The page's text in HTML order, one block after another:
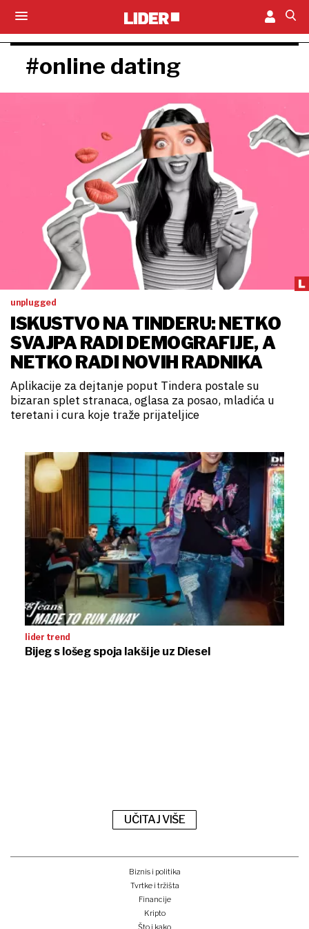
#online dating
unplugged
ISKUSTVO NA TINDERU: NETKO
SVAJPA RADI DEMOGRAFIJE, A
NETKO RADI NOVIH RADNIKA
Aplikacije za dejtanje poput Tindera postale su
bizaran splet stranaca, oglasa za posao, mladića u
teretani i cura koje traže prijateljice
lider trend
Bijeg s lošeg spoja lakši je uz Diesel
UČITAJ VIŠE
Biznis i politika
Tvrtke i tržišta
Financije
Kripto